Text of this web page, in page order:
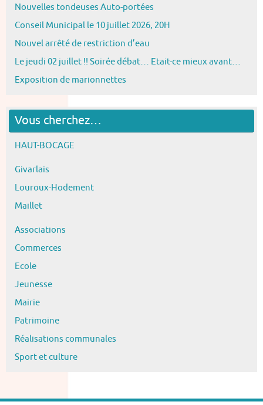
Nouvelles tondeuses Auto-portées
Conseil Municipal le 10 juillet 2026, 20H
Nouvel arrêté de restriction d’eau
Le jeudi 02 juillet !! Soirée débat… Etait-ce mieux avant…
Exposition de marionnettes
Vous cherchez…
HAUT-BOCAGE
Givarlais
Louroux-Hodement
Maillet
Associations
Commerces
Ecole
Jeunesse
Mairie
Patrimoine
Réalisations communales
Sport et culture